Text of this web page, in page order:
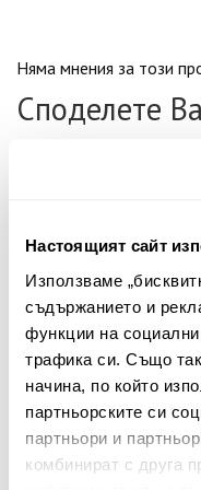
Настоящият сайт
Използваме
съдържанието и
функции на
трафика си. Също
начина, по който
партньорските си
партньори и
комбинират с друга
Няма мнения за този
Споделете
Вашият коментар:
Забележка: HTML не